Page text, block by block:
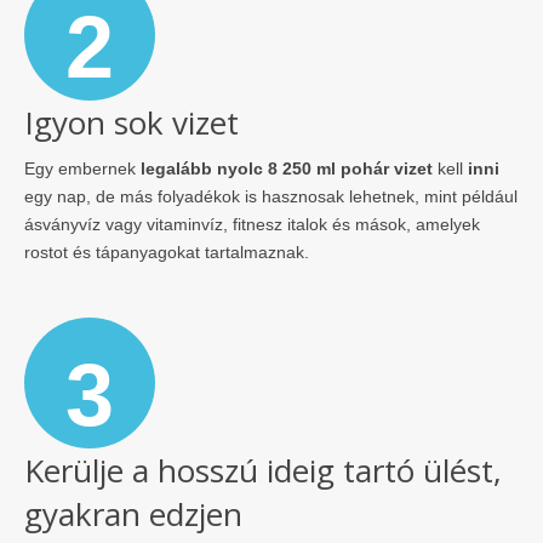
2
Igyon sok vizet
Egy embernek legalább nyolc 8 250 ml pohár vizet kell inni
egy nap, de más folyadékok is hasznosak lehetnek, mint például
ásványvíz vagy vitaminvíz, fitnesz italok és mások, amelyek
rostot és tápanyagokat tartalmaznak.
3
Kerülje a hosszú ideig tartó ülést,
gyakran edzjen